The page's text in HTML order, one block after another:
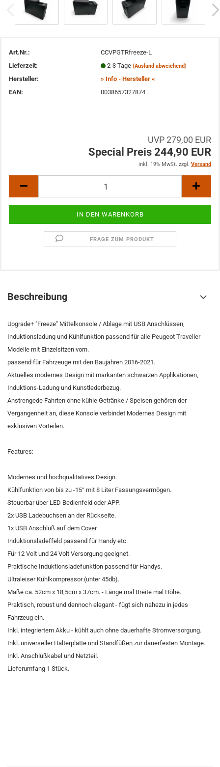
Art.Nr.:
CCVPGTRfreeze-L
Lieferzeit:
2-3 Tage (Ausland abweichend)
Hersteller:
» Info - Hersteller «
EAN:
0038657327874
UVP 279,00 EUR
Special Preis 244,90 EUR
inkl. 19% MwSt. zzgl. Versand
FRAGE ZUM PRODUKT
Beschreibung
Upgrade+ "Freeze" Mittelkonsole / Ablage mit USB Anschlüssen,
Induktionsladung und Kühlfunktion passend für alle Peugeot Traveller
Modelle mit Einzelsitzen vorn.
passend für Fahrzeuge mit den Baujahren 2016-2021.
Aktuelles modernes Design mit markanten schwarzen Applikationen,
Induktions-Ladung und Kunstlederbezug.
Anstrengede Fahrten ohne kühle Getränke / Speisen gehören der
Vergangenheit an, diese Konsole verbindet Modernes Design mit
exklusiven Vorteilen.
Features:
Modernes und hochqualitatives Design.
Kühlfunktion von bis zu -15° mit 8 Liter Fassungsvermögen.
Steuerbar über LED Bedienfeld oder APP.
2x USB Ladebuchsen an der Rückseite.
1x USB Anschluß auf dem Cover.
Induktionsladeffeld passend für Handy etc.
Für 12 Volt und 24 Volt Versorgung geeignet.
Praktische Induktionsladefunktion passend für Handys.
Ultraleiser Kühlkompressor (unter 45db).
Maße ca. 52cm x 18,5cm x 37cm. - Länge mal Breite mal Höhe.
Praktisch, robust und dennoch elegant - fügt sich nahezu in jedes
Fahrzeug ein.
Inkl. integriertem Akku - kühlt auch ohne dauerhafte Stromversorgung.
Inkl. universeller Halterplatte und Standfüßen zur dauerfesten Montage.
Inkl. Anschlußkabel und Netzteil.
Lieferumfang 1 Stück.